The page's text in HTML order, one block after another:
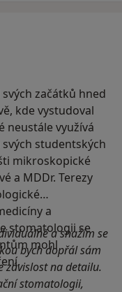
začátků hned
kde vystudoval
neustále využívá
studentských
mikroskopické
a MDDr. Terezy
a
stomatologii se
mohl
a snažím se
bych dopřál sám
závislost na detailu.
stomatologii,